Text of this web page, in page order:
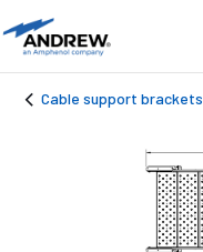
Cable support brackets